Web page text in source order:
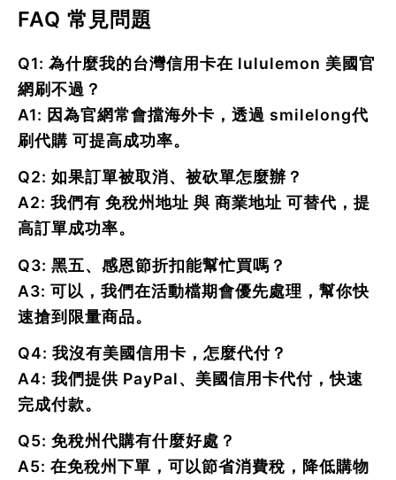
FAQ 常見問題
Q1: 為什麼我的台灣信用卡在 lululemon 美國官
網刷不過？
A1: 因為官網常會擋海外卡，透過 smilelong代
刷代購 可提高成功率。
Q2: 如果訂單被取消、被砍單怎麼辦？
A2: 我們有 免稅州地址 與 商業地址 可替代，提
高訂單成功率。
Q3: 黑五、感恩節折扣能幫忙買嗎？
A3: 可以，我們在活動檔期會優先處理，幫你快
速搶到限量商品。
Q4: 我沒有美國信用卡，怎麼代付？
A4: 我們提供 PayPal、美國信用卡代付 ，快速
完成付款。
Q5: 免稅州代購有什麼好處？
A5: 在免稅州下單，可以節省消費稅，降低購物